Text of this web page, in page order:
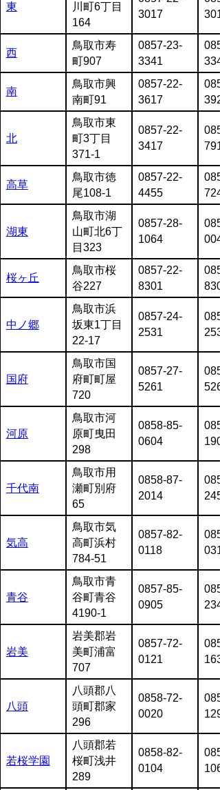
東
川町6丁目
164
3017
西
鳥取市寿
町907
0857-23-
3341
南
鳥取市興
南町91
0857-22-
3617
北
鳥取市東
町3丁目
371-1
0857-22-
3417
高草
鳥取市徳
尾108-1
0857-22-
4455
湖東
鳥取市湖
山町北6丁
目323
0857-28-
1064
桜ヶ丘
鳥取市桜
谷227
0857-22-
8301
中ノ郷
鳥取市浜
坂東1丁目
22-17
0857-24-
2531
国府
鳥取市国
府町町屋
720
0857-27-
5261
河原
鳥取市河
原町曳田
298
0858-85-
0604
千代南
鳥取市用
瀬町別府
65
0858-87-
2014
気高
鳥取市気
高町浜村
784-51
0857-82-
0118
青谷
鳥取市青
谷町青谷
4190-1
0857-85-
0905
岩美
岩美郡岩
美町浦富
707
0857-72-
0121
八頭
八頭郡八
頭町郡家
296
0858-72-
0020
若桜学園
八頭郡若
桜町浅井
289
0858-82-
0104